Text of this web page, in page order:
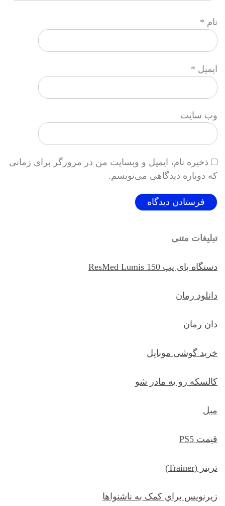
نام *
ایمیل *
وب‌ سایت
ذخیره نام، ایمیل و وبسایت من در مرورگر برای زمانی
که دوباره دیدگاهی می‌نویسم.
تبلیغات متنی
دستگاه بای پپ ResMed Lumis 150
دانلود رمان
دان رمان
خرید گوشی موبایل
کالسکه رو به مادر شو
مبل
قیمت PS5
ترينر (Trainer)
زيرنويس براي کمک به ناشنواها